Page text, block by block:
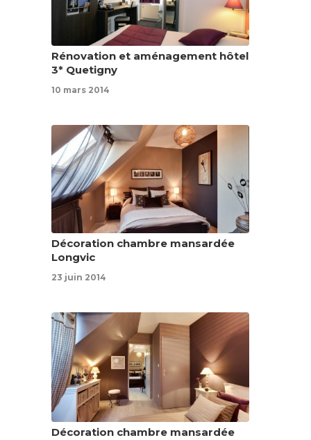
Rénovation et aménagement hôtel
3* Quetigny
10 mars 2014
Décoration chambre mansardée
Longvic
23 juin 2014
Décoration chambre mansardée